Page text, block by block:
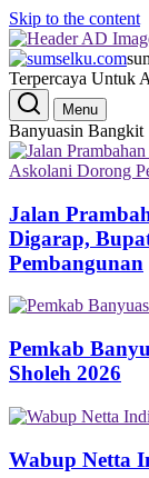
Skip to the content
Terpercaya Untuk
Menu
Banyuasin Bangkit
Jalan
Digarap,
Pembangunan
Pemkab
Sholeh 2026
Wabup Netta